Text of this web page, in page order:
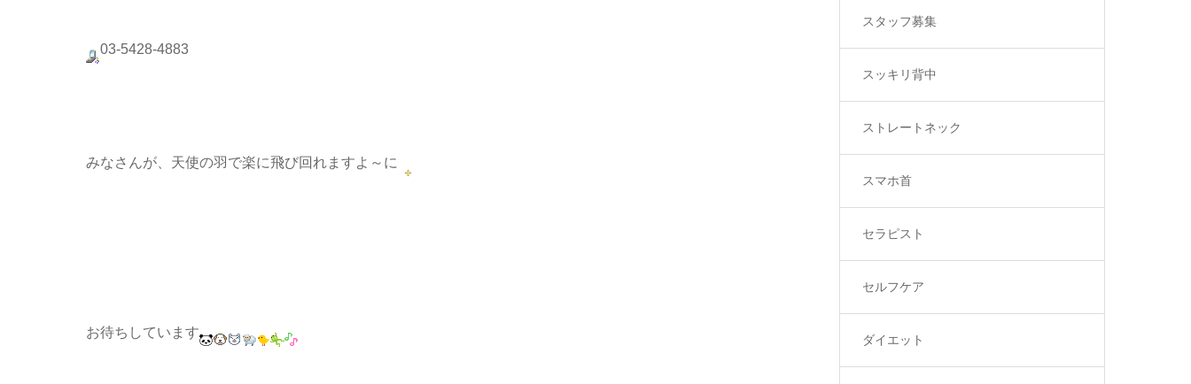
03-5428-4883
みなさんが、天使の羽で楽に飛び回れますよ～に
お待ちしています
スタッフ募集
スッキリ背中
ストレートネック
スマホ首
セラピスト
セルフケア
ダイエット